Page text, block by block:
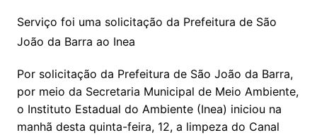
Serviço foi uma solicitação da Prefeitura de São
João da Barra ao Inea
Por solicitação da Prefeitura de São João da Barra,
por meio da Secretaria Municipal de Meio Ambiente,
o Instituto Estadual do Ambiente (Inea) iniciou na
manhã desta quinta-feira, 12, a limpeza do Canal